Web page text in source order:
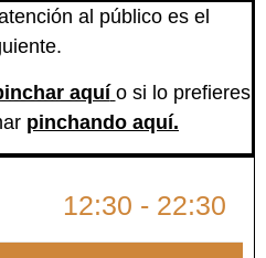
al público es el
aquí o si lo prefieres
pinchando aquí.
12:30 - 22:30